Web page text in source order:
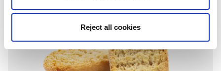
Reject all cookies